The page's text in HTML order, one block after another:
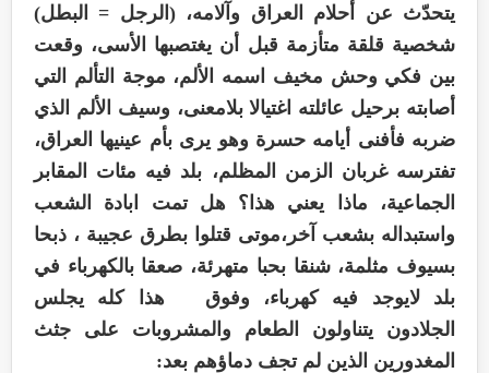
يتحدّث عن أحلام العراق وآلامه، (الرجل = البطل)
شخصية قلقة متأزمة قبل أن يغتصبها الأسى، وقعت
بين فكي وحش مخيف اسمه الألم، موجة التألم التي
أصابته برحيل عائلته اغتيالا بلامعنى، وسيف الألم الذي
ضربه فأفنى أيامه حسرة وهو يرى بأم عينيها العراق،
تفترسه غربان الزمن المظلم، بلد فيه مئات المقابر
الجماعية، ماذا يعني هذا؟ هل تمت ابادة الشعب
واستبداله بشعب آخر،موتى قتلوا بطرق عجيبة ، ذبحا
بسيوف مثلمة، شنقا بحبا متهرئة، صعقا بالكهرباء في
بلد لايوجد فيه كهرباء، وفوق هذا كله يجلس
الجلادون يتناولون الطعام والمشروبات على جثث
المغدورين الذين لم تجف دماؤهم بعد: